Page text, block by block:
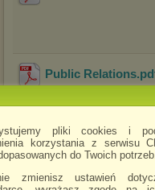
pliki cookies i
korzystania z serwisu
do Twoich
zmienisz ustawień
Public Relations
Stoklosa Lukasz -